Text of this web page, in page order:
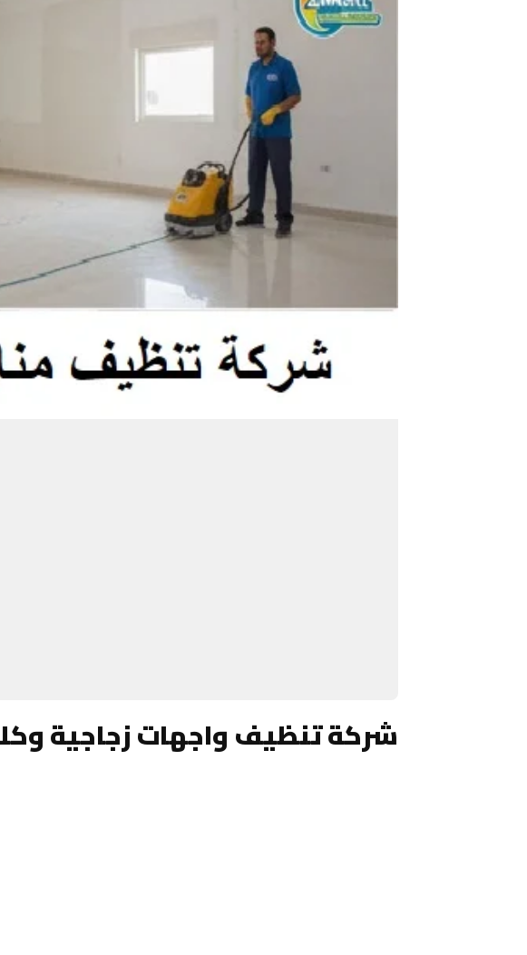
شركة تنظيف واجهات زجاجية